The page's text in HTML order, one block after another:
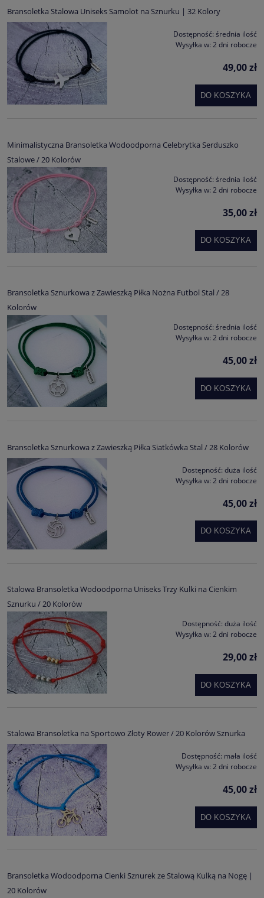
Bransoletka Stalowa Uniseks Samolot na Sznurku | 32 Kolory
Dostępność: średnia ilość
Wysyłka w: 2 dni robocze
49,00 zł
DO KOSZYKA
Minimalistyczna Bransoletka Wodoodporna Celebrytka Serduszko
Stalowe / 20 Kolorów
Dostępność: średnia ilość
Wysyłka w: 2 dni robocze
35,00 zł
DO KOSZYKA
Bransoletka Sznurkowa z Zawieszką Piłka Nożna Futbol Stal / 28
Kolorów
Dostępność: średnia ilość
Wysyłka w: 2 dni robocze
45,00 zł
DO KOSZYKA
Bransoletka Sznurkowa z Zawieszką Piłka Siatkówka Stal / 28 Kolorów
Dostępność: duża ilość
Wysyłka w: 2 dni robocze
45,00 zł
DO KOSZYKA
Stalowa Bransoletka Wodoodporna Uniseks Trzy Kulki na Cienkim
Sznurku / 20 Kolorów
Dostępność: duża ilość
Wysyłka w: 2 dni robocze
29,00 zł
DO KOSZYKA
Stalowa Bransoletka na Sportowo Złoty Rower / 20 Kolorów Sznurka
Dostępność: mała ilość
Wysyłka w: 2 dni robocze
45,00 zł
DO KOSZYKA
Bransoletka Wodoodporna Cienki Sznurek ze Stalową Kulką na Nogę |
20 Kolorów